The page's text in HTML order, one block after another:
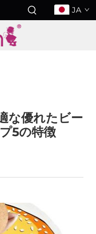
JA
な優れたビー
5の特徴